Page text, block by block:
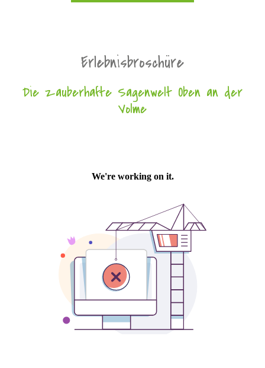
Erlebnisbroschüre
Die zauberhafte Sagenwelt Oben an der
Volme